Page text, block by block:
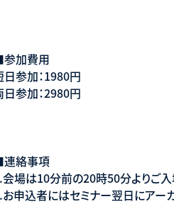
加費用
日参加：1980円
日参加：2980円
絡事項
場は10分前の20時50分よりご入
申込者にはセミナー翌日にアーカ